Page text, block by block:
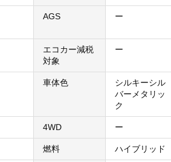
AGS ー
エコカー減税
対象
ー
車体色
シルキーシル
バーメタリッ
ク
4WD ー
燃料 ハイブリッド